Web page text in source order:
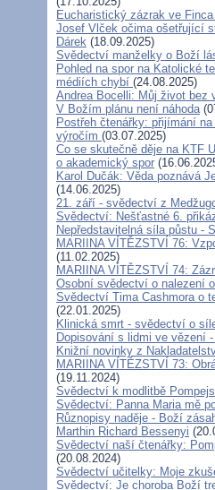
Eucharistický zázrak ve
Josef Vlček očima ošetřující
Dárek (18.09.2025)
Svědectví manželky o Boží
Pohled na spor na Katolické
médiích chybí (24.08.2025)
Andrea Bocelli: Můj život
V Božím plánu není náhoda
Postřeh čtenářky: přijímání
výročím (03.07.2025)
Co se skutečně děje na KTF
o akademický spor
Karol Dučák: Věda poznává
(14.06.2025)
21. září - svědectví z
Svědectví: Nešťastné 6.
Nepředstavitelná síla půstu -
MARIINA VÍTĚZSTVÍ 76:
(11.02.2025)
MARIINA VÍTĚZSTVÍ 74:
Osobní svědectví o nalezení
Svědectví Tima Cashmora o
(22.01.2025)
Klinická smrt - svědectví o
Dopisování s lidmi ve vězení
Knižní novinky z
MARIINA VÍTĚZSTVÍ 73:
(19.11.2024)
Svědectví k modlitbě
Svědectví: Panna Maria mě
Různopisy naděje - Boží
Marthin Richard Bessenyi
Svědectví naší čtenářky:
(20.08.2024)
Svědectví učitelky: Moje
Svědectví: Je choroba Boží